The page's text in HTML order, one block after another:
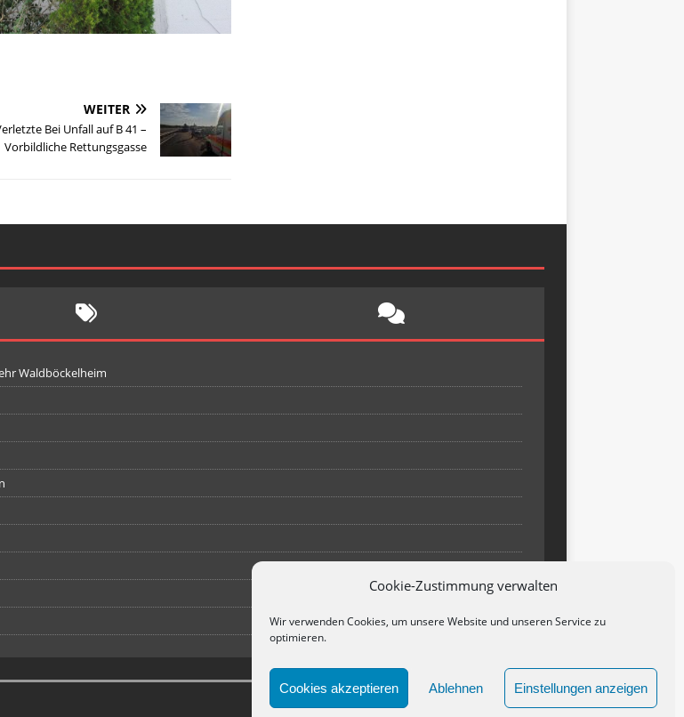
Cookie-Zustimmung verwalten
Wir verwenden Cookies, um unsere Website und unseren Service zu
optimieren.
Cookies akzeptieren Ablehnen Einstellungen anzeigen
WEITER
Bei Unfall auf B 41 –
Vorbildliche Rettungsgasse
Waldböckelheim